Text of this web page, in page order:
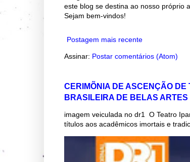
este blog se destina ao nosso próprio
Sejam bem-vindos!
Postagem mais recente
Assinar: Postar comentários (Atom)
CERIMÕNIA DE ASCENÇÃO
BRASILEIRA DE BELAS
imagem veiculada no dr1 O Teatro
títulos aos acadêmicos imortais e